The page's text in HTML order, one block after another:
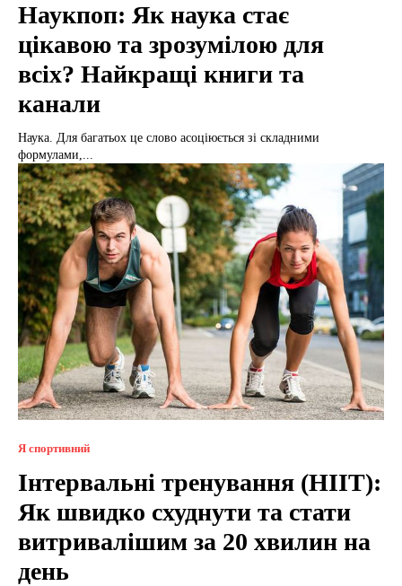
Наукпоп: Як наука стає
цікавою та зрозумілою для
всіх? Найкращі книги та
канали
Наука. Для багатьох це слово асоціюється зі складними
формулами,...
Я спортивний
Інтервальні тренування (HIIT):
Як швидко схуднути та стати
витривалішим за 20 хвилин на
день